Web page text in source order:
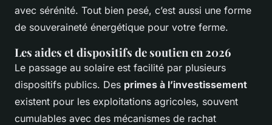
avec sérénité. Tout bien pesé, c’est aussi une forme
de souveraineté énergétique pour votre ferme.
Les aides et dispositifs de soutien en 2026
Le passage au solaire est facilité par plusieurs
dispositifs publics. Des primes à l’investissement
existent pour les exploitations agricoles, souvent
cumulables avec des mécanismes de rachat